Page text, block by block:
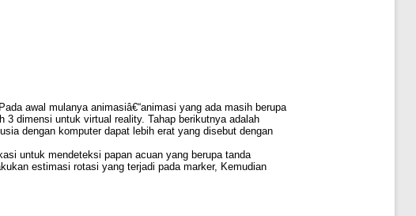
awal mulanya animasiâ€“animasi yang ada masih berupa
3 dimensi untuk virtual reality. Tahap berikutnya adalah
dengan komputer dapat lebih erat yang disebut dengan
untuk mendeteksi papan acuan yang berupa tanda
estimasi rotasi yang terjadi pada marker, Kemudian